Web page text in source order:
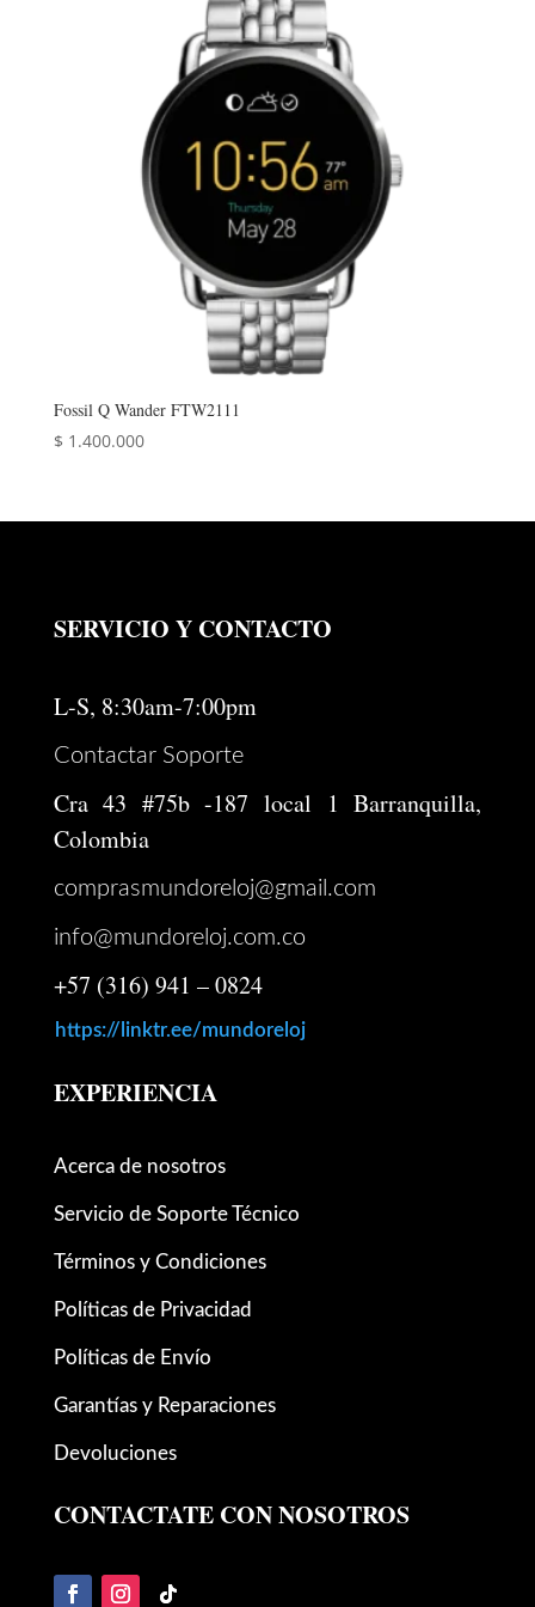
Fossil Q Wander FTW2111
$ 1.400.000
SERVICIO Y CONTACTO
L-S, 8:30am-7:00pm
Contactar Soporte
Cra 43 #75b -187 local 1 Barranquilla,
Colombia
comprasmundoreloj@gmail.com
info@mundoreloj.com.co
+57 (316) 941 – 0824
https://linktr.ee/mundoreloj
EXPERIENCIA
Acerca de nosotros
Servicio de Soporte Técnico
Términos y Condiciones
Políticas de Privacidad
Políticas de Envío
Garantías y Reparaciones
Devoluciones
CONTACTATE CON NOSOTROS